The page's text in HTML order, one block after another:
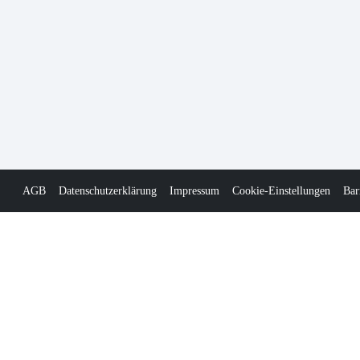
AGB Datenschutzerklärung Impressum Cookie-Einstellungen